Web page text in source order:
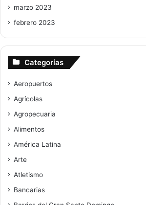
marzo 2023
febrero 2023
Categorías
Aeropuertos
Agrícolas
Agropecuaria
Alimentos
América Latina
Arte
Atletismo
Bancarias